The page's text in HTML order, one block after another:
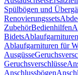
Spülbögen und
Renovierungssets
ZubehörBedienhilfen
Bidets
Ablaufgarnituren für
Ausgüsse
Geruchsverschlüsse
Anschlussbögen